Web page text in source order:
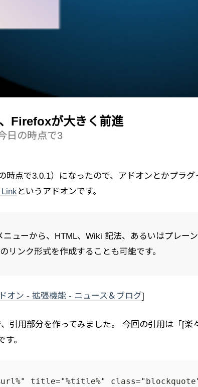
Firefoxが大きく前進
日の時点で3
時点で3.0.1）になったので、アドオンとかプラ
Linkというアドオンです。
ューから、HTML、Wiki 記法、あるいはプレー
リンク形式を作成することも可能です。
オン - 拡張機能 - ニュース＆ブログ]
引用部分を作ってみました。 今回の引用は「[
。